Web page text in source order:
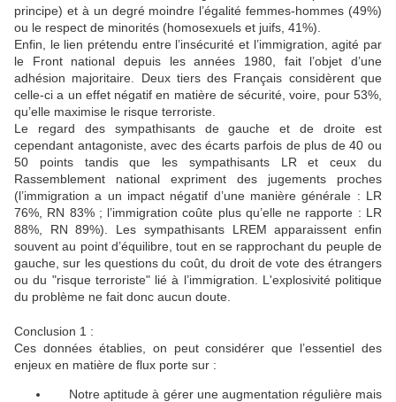
principe) et à un degré moindre l’égalité femmes-hommes (49%)
ou le respect de minorités (homosexuels et juifs, 41%).
Enfin, le lien prétendu entre l’insécurité et l’immigration, agité par
le Front national depuis les années 1980, fait l’objet d’une
adhésion majoritaire. Deux tiers des Français considèrent que
celle-ci a un effet négatif en matière de sécurité, voire, pour 53%,
qu’elle maximise le risque terroriste.
Le regard des sympathisants de gauche et de droite est
cependant antagoniste, avec des écarts parfois de plus de 40 ou
50 points tandis que les sympathisants LR et ceux du
Rassemblement national expriment des jugements proches
(l’immigration a un impact négatif d’une manière générale : LR
76%, RN 83% ; l’immigration coûte plus qu’elle ne rapporte : LR
88%, RN 89%). Les sympathisants LREM apparaissent enfin
souvent au point d’équilibre, tout en se rapprochant du peuple de
gauche, sur les questions du coût, du droit de vote des étrangers
ou du "risque terroriste" lié à l’immigration. L'explosivité politique
du problème ne fait donc aucun doute.
Conclusion 1 :
Ces données établies, on peut considérer que l’essentiel des
enjeux en matière de flux porte sur :
Notre aptitude à gérer une augmentation régulière mais